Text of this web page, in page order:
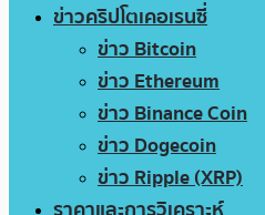
ข่าวคริปโตเคอเรนซี่
ข่าว Bitcoin
ข่าว Ethereum
ข่าว Binance Coin
ข่าว Dogecoin
ข่าว Ripple (XRP)